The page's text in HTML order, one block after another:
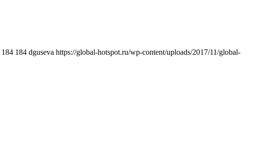
184 184 dguseva https://global-hotspot.ru/wp-content/uploads/2017/11/global-